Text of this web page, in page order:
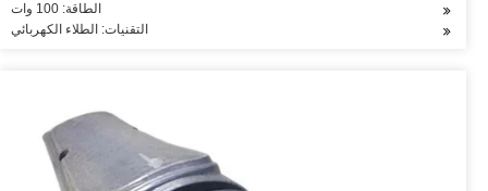
الطاقة: 100 وات
التقنيات: الطلاء الكهربائي